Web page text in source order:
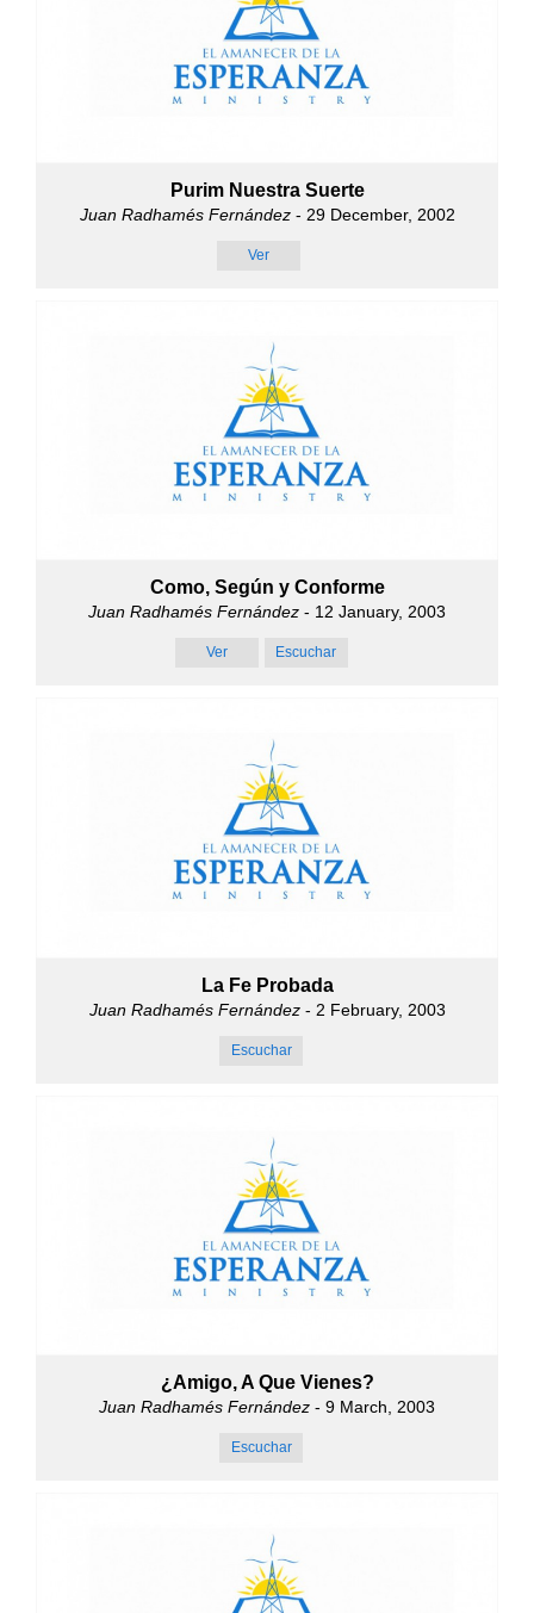
Purim Nuestra Suerte
Juan Radhamés Fernández- 29 December, 2002
Ver
Como, Según y Conforme
Juan Radhamés Fernández - 12 January, 2003
Ver Escuchar
La Fe Probada
Juan Radhamés Fernández- 2 February, 2003
Escuchar
¿Amigo, A Que Vienes?
Juan Radhamés Fernández - 9 March, 2003
Escuchar